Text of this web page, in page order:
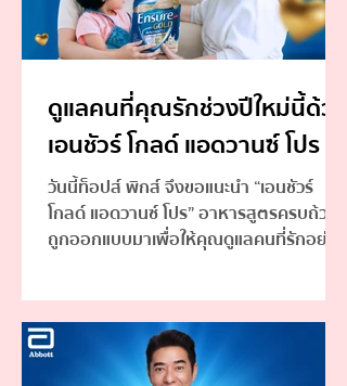
ดูแลคนที่คุณรักช่วงปีใหม่นี้ด้วย
เอนชัวร์ โกลด์ แอดวานซ์ โปร
วันนี้ท็อปส์ พิกส์ จึงขอแนะนำ “เอนชัวร์
โกลด์ แอดวานซ์ โปร” อาหารสูตรครบถ้วนที่
ถูกออกแบบมาเพื่อให้คุณดูแลคนที่รักอย่าง